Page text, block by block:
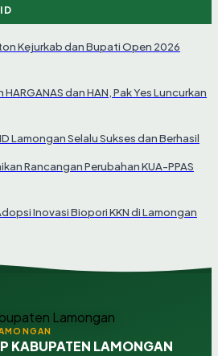
Kejurkab dan Bupati Open 2026
dan HAN, Pak Yes Luncurkan
Lamongan Selalu Sukses dan Berhasil
Rancangan Perubahan KUA-PPAS
Inovasi Biopori KKN di Lamongan
KABUPATEN LAMONGAN